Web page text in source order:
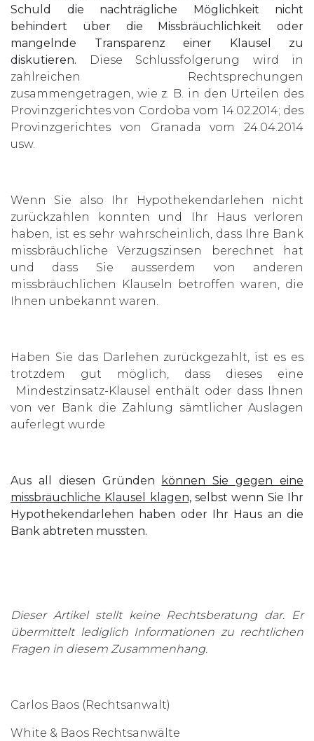
Schuld die nachträgliche Möglichkeit nicht
behindert über die Missbräuchlichkeit oder
mangelnde Transparenz einer Klausel zu
diskutieren. Diese Schlussfolgerung wird in
zahlreichen Rechtsprechungen
zusammengetragen, wie z. B. in den Urteilen des
Provinzgerichtes von Cordoba vom 14.02.2014; des
Provinzgerichtes von Granada vom 24.04.2014
usw.
Wenn Sie also Ihr Hypothekendarlehen nicht
zurückzahlen konnten und Ihr Haus verloren
haben, ist es sehr wahrscheinlich, dass Ihre Bank
missbräuchliche Verzugszinsen berechnet hat
und dass Sie ausserdem von anderen
missbräuchlichen Klauseln betroffen waren, die
Ihnen unbekannt waren.
Haben Sie das Darlehen zurückgezahlt, ist es es
trotzdem gut möglich, dass dieses eine
Mindestzinsatz-Klausel enthält oder dass Ihnen
von ver Bank die Zahlung sämtlicher Auslagen
auferlegt wurde
Aus all diesen Gründen
können Sie gegen eine
missbräuchliche Klausel klagen,selbst wenn Sie Ihr
Hypothekendarlehen haben oder Ihr Haus an die
Bank abtreten mussten.
Dieser Artikel stellt keine Rechtsberatung dar. Er
übermittelt lediglich Informationen zu rechtlichen
Fragen in diesem Zusammenhang.
Carlos Baos (Rechtsanwalt)
White & Baos Rechtsanwälte